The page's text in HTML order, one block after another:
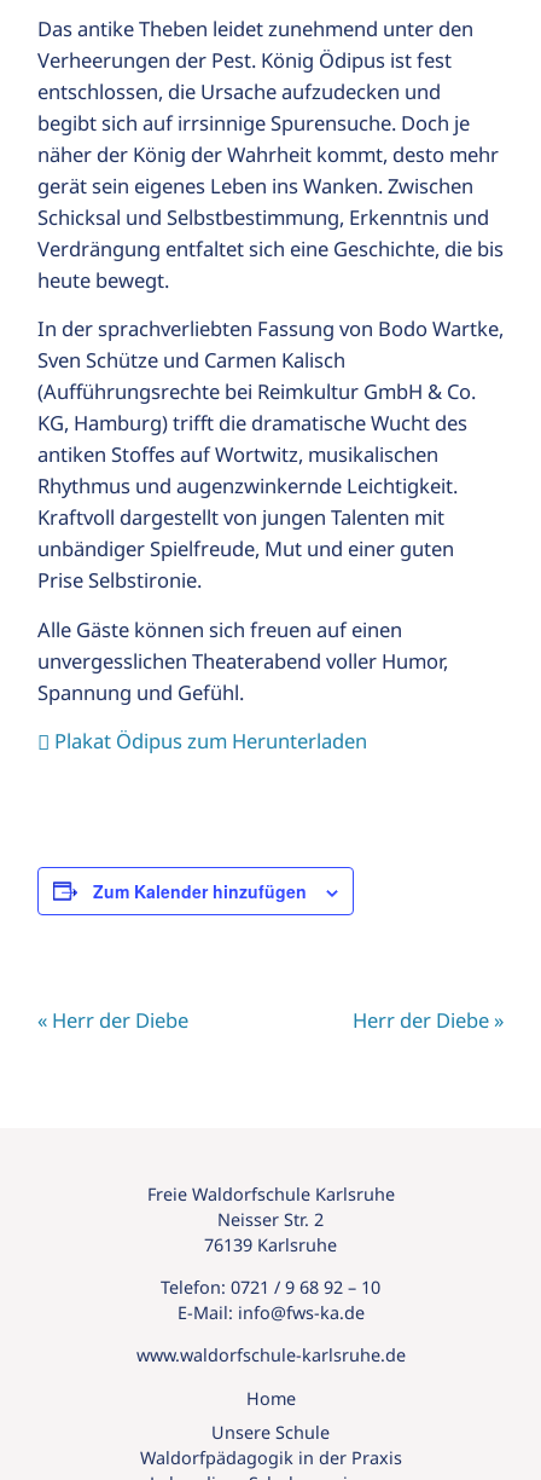
Das antike Theben leidet zunehmend unter den
Verheerungen der Pest. König Ödipus ist fest
entschlossen, die Ursache aufzudecken und
begibt sich auf irrsinnige Spurensuche. Doch je
näher der König der Wahrheit kommt, desto mehr
gerät sein eigenes Leben ins Wanken. Zwischen
Schicksal und Selbstbestimmung, Erkenntnis und
Verdrängung entfaltet sich eine Geschichte, die bis
heute bewegt.
In der sprachverliebten Fassung von Bodo Wartke,
Sven Schütze und Carmen Kalisch
(Aufführungsrechte bei Reimkultur GmbH & Co.
KG, Hamburg) trifft die dramatische Wucht des
antiken Stoffes auf Wortwitz, musikalischen
Rhythmus und augenzwinkernde Leichtigkeit.
Kraftvoll dargestellt von jungen Talenten mit
unbändiger Spielfreude, Mut und einer guten
Prise Selbstironie.
Alle Gäste können sich freuen auf einen
unvergesslichen Theaterabend voller Humor,
Spannung und Gefühl.
Plakat Ödipus zum Herunterladen
Zum Kalender hinzufügen
«Herr der Diebe Herr der Diebe»
Freie Waldorfschule Karlsruhe
Neisser Str. 2
76139 Karlsruhe
Telefon: 0721 / 9 68 92 – 10
E-Mail: info@fws-ka.de
www.waldorfschule-karlsruhe.de
Home
Unsere Schule
Waldorfpädagogik in der Praxis